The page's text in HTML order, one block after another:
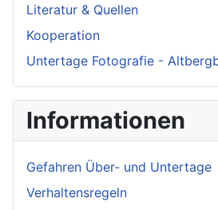
Literatur & Quellen
Kooperation
Untertage Fotografie -
Informationen
Gefahren Über- und Untertage
Verhaltensregeln